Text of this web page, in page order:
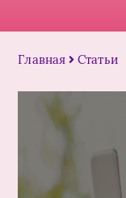
Главная Статьи